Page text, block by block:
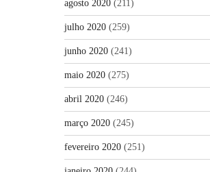
agosto 2020 (211)
julho 2020 (259)
junho 2020 (241)
maio 2020 (275)
abril 2020 (246)
março 2020 (245)
fevereiro 2020 (251)